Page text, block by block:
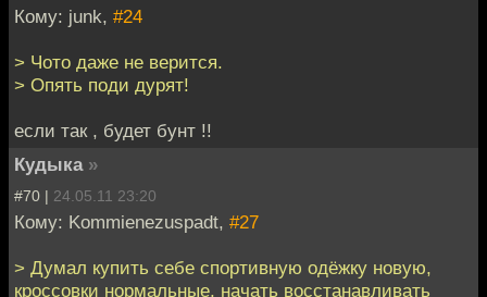
Кому: junk, #24
> Чото даже не верится.
> Опять поди дурят!
если так , будет бунт !!
Кудыка »
#70 | 24.05.11 23:20
Кому: Kommienezuspadt, #27
> Думал купить себе спортивную одёжку новую,
кроссовки нормальные, начать восстанавливать